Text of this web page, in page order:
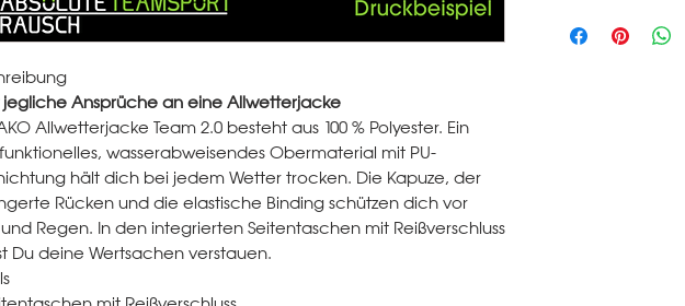
jegliche Ansprüche an eine Allwetterjacke
Allwetterjacke Team 2.0 besteht aus 100 % Polyester. Ein
wasserabweisendes Obermaterial mit PU-
hält dich bei jedem Wetter trocken. Die Kapuze, der
Rücken und die elastische Binding schützen dich vor
Regen. In den integrierten Seitentaschen mit Reißverschluss
Du deine Wertsachen verstauen.